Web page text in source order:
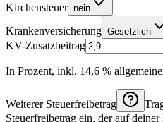
Kirchensteuer nein
Krankenversicherung Gesetzlich
KV-Zusatzbeitrag
In Prozent, inkl. 14,6 %
Weiterer Steuerfreibetrag
Steuerfreibetrag ein, der auf